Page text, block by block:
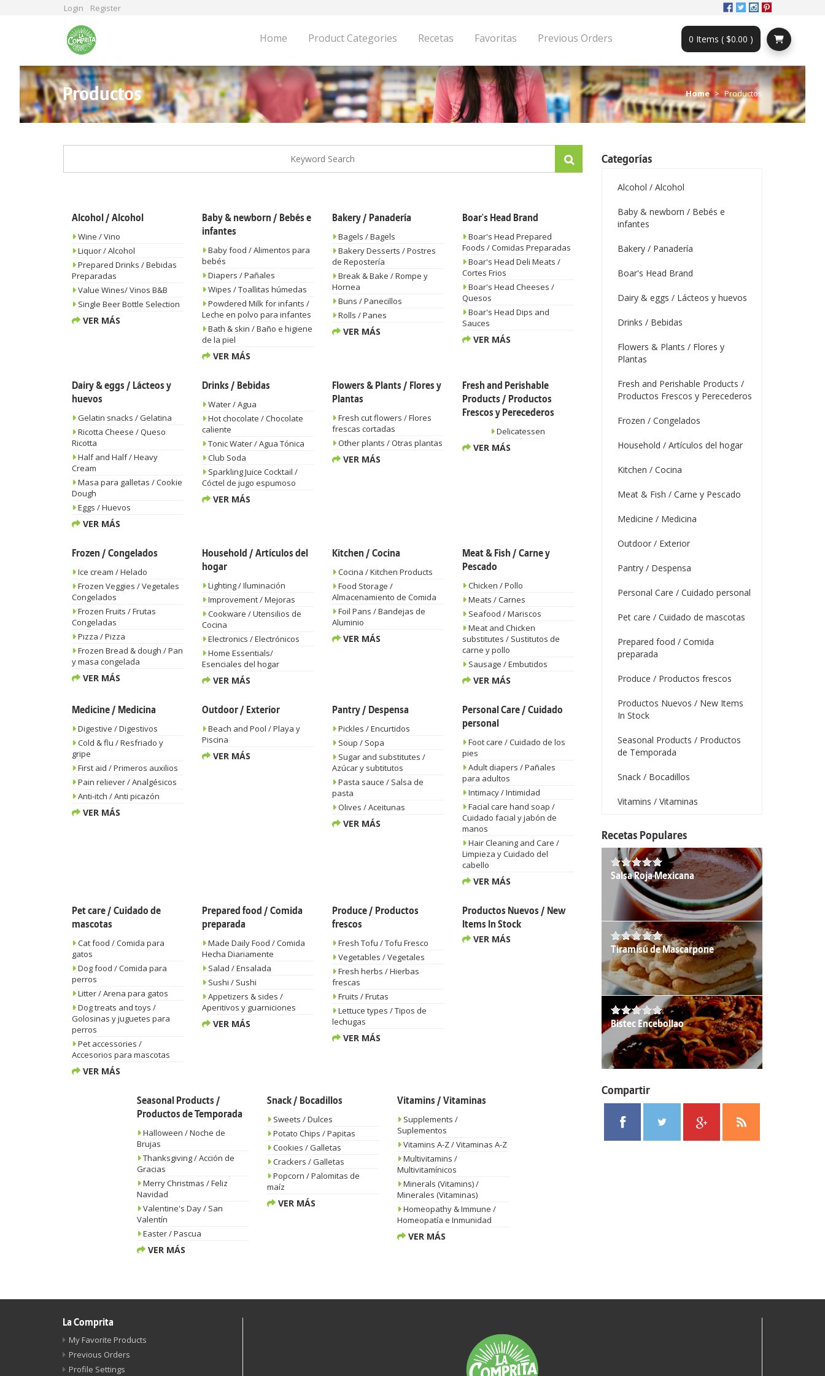
Home Product Categories Recetas Favoritas Previous Orders
Login Register
0 Items ( $0.00 )
Productos Home Productos
Alcohol / Alcohol
Wine / Vino
Liquor / Alcohol
Prepared Drinks / Bebidas
Preparadas
Value Wines/ Vinos B&B
Single Beer Bottle Selection
VER MÁS
Baby & newborn / Bebés e
infantes
Baby food / Alimentos para
bebés
Diapers / Pañales
Wipes / Toallitas húmedas
Powdered Milk for infants /
Leche en polvo para infantes
Bath & skin / Baño e higiene
de la piel
VER MÁS
Bakery / Panadería
Bagels / Bagels
Bakery Desserts / Postres
de Repostería
Break & Bake / Rompe y
Hornea
Buns / Panecillos
Rolls / Panes
VER MÁS
Boar's Head Brand
Boar's Head Prepared
Foods / Comidas Preparadas
Boar's Head Deli Meats /
Cortes Frios
Boar's Head Cheeses /
Quesos
Boar's Head Dips and
Sauces
VER MÁS
Dairy & eggs / Lácteos y
huevos
Gelatin snacks / Gelatina
Ricotta Cheese / Queso
Ricotta
Half and Half / Heavy
Cream
Masa para galletas / Cookie
Dough
Eggs / Huevos
VER MÁS
Drinks / Bebidas
Water / Agua
Hot chocolate / Chocolate
caliente
Tonic Water / Agua Tónica
Club Soda
Sparkling Juice Cocktail /
Cóctel de jugo espumoso
VER MÁS
Flowers & Plants / Flores y
Plantas
Fresh cut flowers / Flores
frescas cortadas
Other plants / Otras plantas
VER MÁS
Fresh and Perishable
Products / Productos
Frescos y Perecederos
Delicatessen
VER MÁS
Frozen / Congelados
Ice cream / Helado
Frozen Veggies / Vegetales
Congelados
Frozen Fruits / Frutas
Congeladas
Pizza / Pizza
Frozen Bread & dough / Pan
y masa congelada
VER MÁS
Household / Artículos del
hogar
Lighting / Iluminación
Improvement / Mejoras
Cookware / Utensilios de
Cocina
Electronics / Electrónicos
Home Essentials/
Esenciales del hogar
VER MÁS
Kitchen / Cocina
Cocina / Kitchen Products
Food Storage /
Almacenamiento de Comida
Foil Pans / Bandejas de
Aluminio
VER MÁS
Meat & Fish / Carne y
Pescado
Chicken / Pollo
Meats / Carnes
Seafood / Mariscos
Meat and Chicken
substitutes / Sustitutos de
carne y pollo
Sausage / Embutidos
VER MÁS
Medicine / Medicina
Digestive / Digestivos
Cold & flu / Resfriado y
gripe
First aid / Primeros auxilios
Pain reliever / Analgésicos
Anti-itch / Anti picazón
VER MÁS
Outdoor / Exterior
Beach and Pool / Playa y
Piscina
VER MÁS
Pantry / Despensa
Pickles / Encurtidos
Soup / Sopa
Sugar and substitutes /
Azúcar y subtitutos
Pasta sauce / Salsa de
pasta
Olives / Aceitunas
VER MÁS
Personal Care / Cuidado
personal
Foot care / Cuidado de los
pies
Adult diapers / Pañales
para adultos
Intimacy / Intimidad
Facial care hand soap /
Cuidado facial y jabón de
manos
Hair Cleaning and Care /
Limpieza y Cuidado del
cabello
VER MÁS
Pet care / Cuidado de
mascotas
Cat food / Comida para
gatos
Dog food / Comida para
perros
Litter / Arena para gatos
Dog treats and toys /
Golosinas y juguetes para
perros
Pet accessories /
Accesorios para mascotas
VER MÁS
Prepared food / Comida
preparada
Made Daily Food / Comida
Hecha Diariamente
Salad / Ensalada
Sushi / Sushi
Appetizers & sides /
Aperitivos y guarniciones
VER MÁS
Produce / Productos
frescos
Fresh Tofu / Tofu Fresco
Vegetables / Vegetales
Fresh herbs / Hierbas
frescas
Fruits / Frutas
Lettuce types / Tipos de
lechugas
VER MÁS
Productos Nuevos / New
Items In Stock
VER MÁS
Seasonal Products /
Productos de Temporada
Halloween / Noche de
Brujas
Thanksgiving / Acción de
Gracias
Merry Christmas / Feliz
Navidad
Valentine's Day / San
Valentín
Easter / Pascua
VER MÁS
Snack / Bocadillos
Sweets / Dulces
Potato Chips / Papitas
Cookies / Galletas
Crackers / Galletas
Popcorn / Palomitas de
maíz
VER MÁS
Vitamins / Vitaminas
Supplements /
Suplementos
Vitamins A-Z / Vitaminas A-Z
Multivitamins /
Multivitamínicos
Minerals (Vitamins) /
Minerales (Vitaminas)
Homeopathy & Immune /
Homeopatía e Inmunidad
VER MÁS
Categorías
Alcohol / Alcohol
Baby & newborn / Bebés e
infantes
Bakery / Panadería
Boar's Head Brand
Dairy & eggs / Lácteos y huevos
Drinks / Bebidas
Flowers & Plants / Flores y
Plantas
Fresh and Perishable Products /
Productos Frescos y Perecederos
Frozen / Congelados
Household / Artículos del hogar
Kitchen / Cocina
Meat & Fish / Carne y Pescado
Medicine / Medicina
Outdoor / Exterior
Pantry / Despensa
Personal Care / Cuidado personal
Pet care / Cuidado de mascotas
Prepared food / Comida
preparada
Produce / Productos frescos
Productos Nuevos / New Items
In Stock
Seasonal Products / Productos
de Temporada
Snack / Bocadillos
Vitamins / Vitaminas
Recetas Populares
Salsa Roja Mexicana
Tiramisú de Mascarpone
Bistec Encebollao
Compartir
La Comprita
My Favorite Products
Previous Orders
Profile Settings